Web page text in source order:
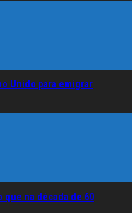
Unido para emigrar
que na década de 60